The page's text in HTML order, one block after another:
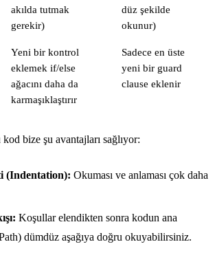
akılda tutmak
gerekir)
düz şekilde
okunur)
Yeni bir kontrol
eklemek if/else
ağacını daha da
karmaşıklaştırır
Sadece en üste
yeni bir guard
clause eklenir
bize şu avantajları sağlıyor:
(Indentation): Okuması ve anlaması çok daha
Koşullar elendikten sonra kodun ana
dümdüz aşağıya doğru okuyabilirsiniz.